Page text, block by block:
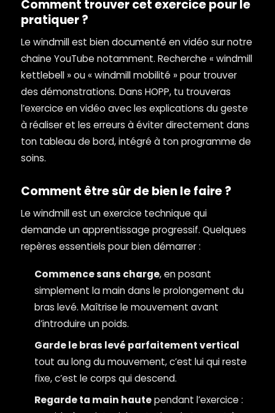
Comment trouver cet exercice pour le
pratiquer ?
Le windmill est bien documenté en vidéo sur notre
chaine YouTube notamment. Recherche « windmill
kettlebell » ou « windmill mobilité » pour trouver
des démonstrations. Dans HOPP, tu trouveras
l’exercice en vidéo avec les explications du geste
à réaliser et les erreurs à éviter directement dans
ton tableau de bord, intégré à ton programme de
soins.
Comment être sûr de bien le faire ?
Le windmill est un exercice technique qui
demande un apprentissage progressif. Quelques
repères essentiels pour bien démarrer :
Commence sans charge, en posant
simplement la main dans le prolongement du
bras levé. Maîtrise le mouvement avant
d’introduire un poids.
Garde le bras levé parfaitement vertical
tout au long du mouvement, c’est lui qui reste
fixe, c’est le corps qui descend.
Regarde ta main hautependant l’exercice :